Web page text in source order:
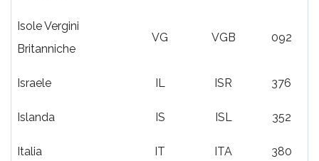
Isole Vergini
Britanniche
VG VGB 092
Israele IL ISR 376
Islanda IS ISL 352
Italia IT ITA 380